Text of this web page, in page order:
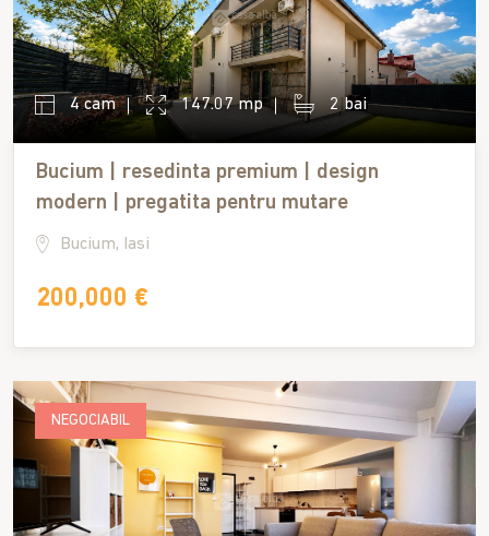
4 cam 147.07 mp 2 bai
Bucium | resedinta premium | design
modern | pregatita pentru mutare
Bucium, Iasi
200,000 €
NEGOCIABIL